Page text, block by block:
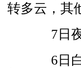
转多云，其
7日夜
6日白